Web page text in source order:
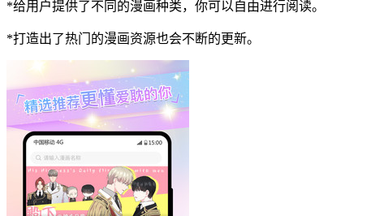
*给用户提供了不同的漫画种类，你可以自由进行阅读。
*打造出了热门的漫画资源也会不断的更新。